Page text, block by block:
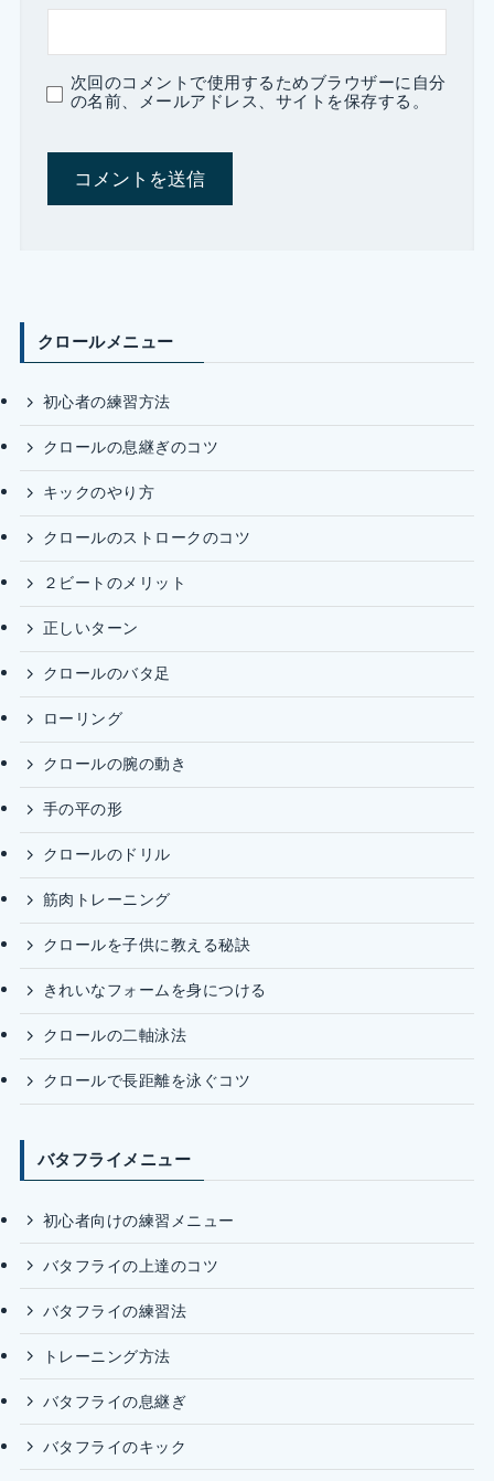
次回のコメントで使用するためブラウザーに自分
の名前、メールアドレス、サイトを保存する。
クロールメニュー
初心者の練習方法
クロールの息継ぎのコツ
キックのやり方
クロールのストロークのコツ
２ビートのメリット
正しいターン
クロールのバタ足
ローリング
クロールの腕の動き
手の平の形
クロールのドリル
筋肉トレーニング
クロールを子供に教える秘訣
きれいなフォームを身につける
クロールの二軸泳法
クロールで長距離を泳ぐコツ
バタフライメニュー
初心者向けの練習メニュー
バタフライの上達のコツ
バタフライの練習法
トレーニング方法
バタフライの息継ぎ
バタフライのキック